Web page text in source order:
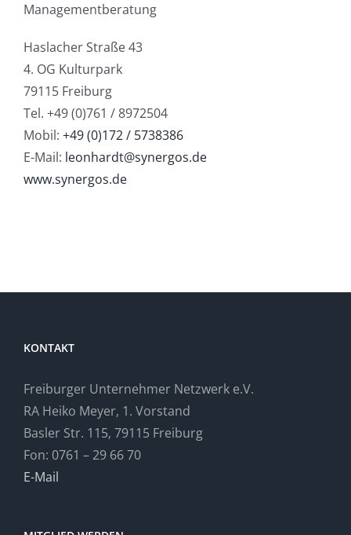
Managementberatung
Haslacher Straße 43
4. OG Kulturpark
79115 Freiburg
Tel. +49 (0)761 / 8972504
Mobil: +49 (0)172 / 5738386
E-Mail: leonhardt@synergos.de
www.synergos.de
KONTAKT
Freiburger Unternehmer Netzwerk e.V.
RA Heiko Meyer, 1. Vorstand
Basler Str. 115, 79115 Freiburg
Fon: 0761 – 29 66 70
E-Mail